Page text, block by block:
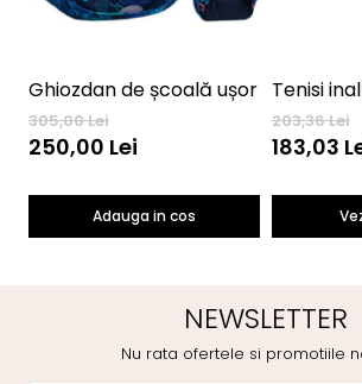
Ghiozdan de școală ușor CoolPack
305,00 Lei
250,00 Lei
Adauga in cos
Tenisi
203,36 Lei
183,03
NEWSLETTER
Nu rata ofertele si promotiile